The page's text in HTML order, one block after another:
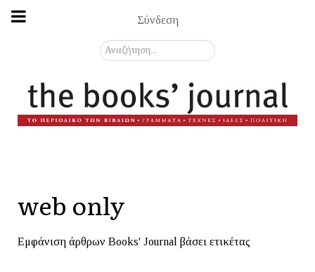
Σύνδεση
Αναζήτηση...
web only
Εμφάνιση άρθρων Books' Journal βάσει ετικέτας